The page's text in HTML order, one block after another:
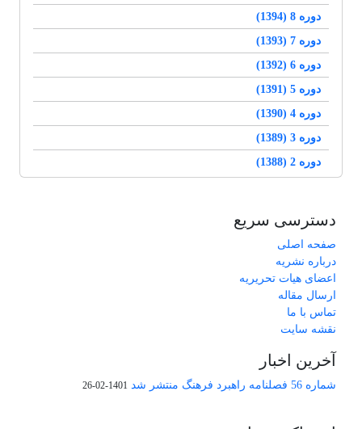
دوره 8 (1394)
دوره 7 (1393)
دوره 6 (1392)
دوره 5 (1391)
دوره 4 (1390)
دوره 3 (1389)
دوره 2 (1388)
دسترسی سریع
صفحه اصلی
درباره نشریه
اعضای هیات تحریریه
ارسال مقاله
تماس با ما
نقشه سایت
آخرین اخبار
شماره 56 فصلنامه راهبرد فرهنگ منتشر شد 1401-02-26